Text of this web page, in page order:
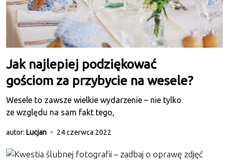
Jak najlepiej podziękować
gościom za przybycie na wesele?
Wesele to zawsze wielkie wydarzenie – nie tylko
ze względu na sam fakt tego,
autor: Lucjan 24 czerwca 2022